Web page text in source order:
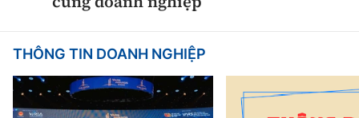
THÔNG TIN DOANH NGHIỆP